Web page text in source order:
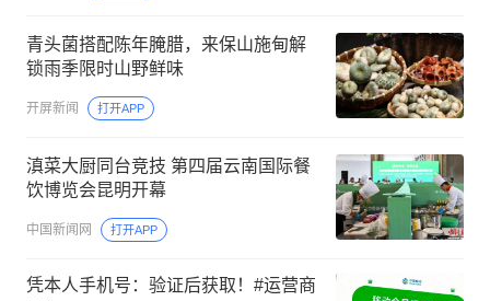
青头菌搭配陈年腌腊，来保山施甸解
锁雨季限时山野鲜味
开屏新闻 打开APP
滇菜大厨同台竞技 第四届云南国际餐
饮博览会昆明开幕
中国新闻网 打开APP
凭本人手机号：验证后获取！#运营商